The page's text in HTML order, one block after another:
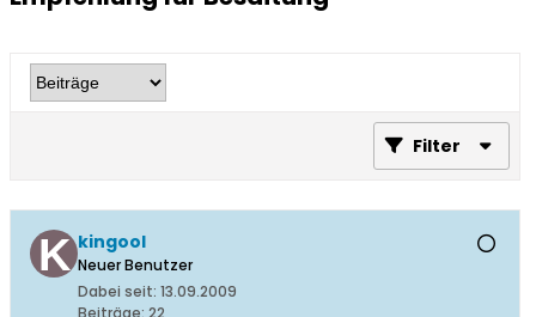
Filter
kingool
Neuer Benutzer
Dabei seit: 13.09.2009